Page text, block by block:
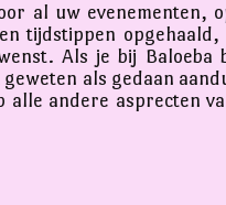
al uw evenementen,
tijdstippen opgehaald,
Als je bij Baloeba
als gedaan
alle andere asprecten